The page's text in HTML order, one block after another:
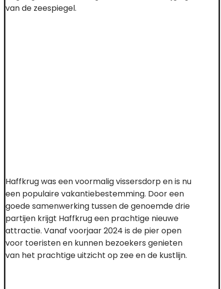
van de zeespiegel.
Haffkrug was een voormalig vissersdorp en is nu
een populaire vakantiebestemming. Door een
goede samenwerking tussen de genoemde drie
partijen krijgt Haffkrug een prachtige nieuwe
attractie. Vanaf voorjaar 2024 is de pier open
voor toeristen en kunnen bezoekers genieten
van het prachtige uitzicht op zee en de kustlijn.